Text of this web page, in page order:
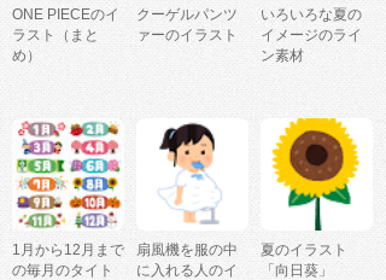
ONE PIECEのイ
ラスト（まと
め）
クーゲルパンツ
ァーのイラスト
いろいろな夏の
イメージのライ
ン素材
1月から12月まで
の毎月のタイト
扇風機を服の中
に入れる人のイ
夏のイラスト
「向日葵」